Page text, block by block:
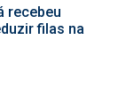
recebeu
filas na